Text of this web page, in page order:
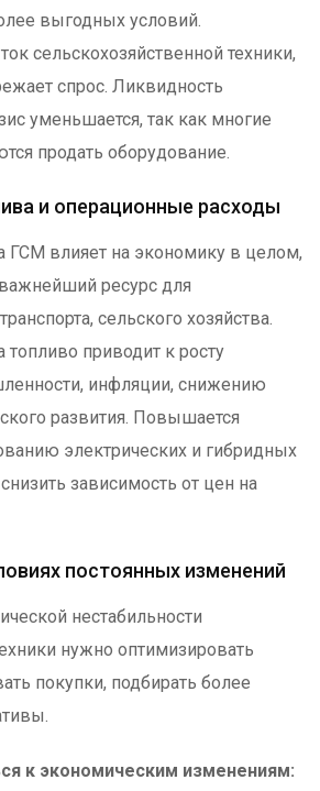
выгодных условий.
сельскохозяйственной техники,
спрос. Ликвидность
уменьшается, так как многие
продать оборудование.
и операционные расходы
влияет на экономику в целом,
ресурс для
сельского хозяйства.
приводит к росту
инфляции, снижению
развития. Повышается
электрических и гибридных
зависимость от цен на
постоянных изменений
нестабильности
нужно оптимизировать
покупки, подбирать более
к экономическим изменениям: